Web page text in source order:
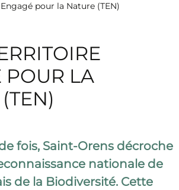
pour la Nature (TEN)
POUR LA
fois, Saint-Orens décroche
nationale de
de la Biodiversité. Cette